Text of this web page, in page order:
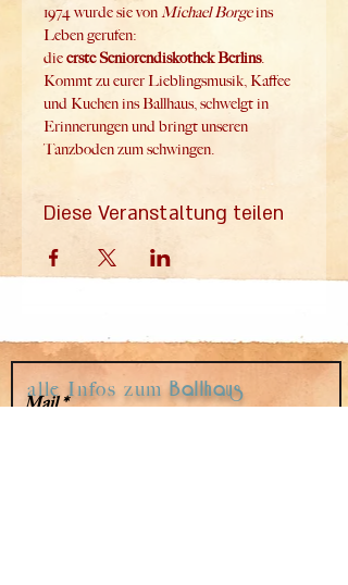
1974 wurde sie von Michael Borge ins
Leben gerufen:
die erste Seniorendiskothek Berlins.
Kommt zu eurer Lieblingsmusik, Kaffee
und Kuchen ins Ballhaus, schwelgt in
Erinnerungen und bringt unseren
Tanzboden zum schwingen.
Diese Veranstaltung teilen
Mail
alle Infos zumBallhaus